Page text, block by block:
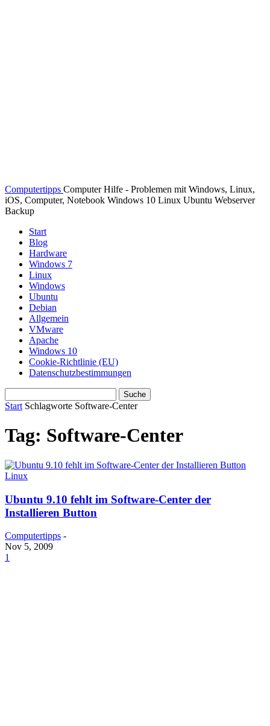
Computertipps Computer Hilfe - Problemen mit Windows, Linux,
iOS, Computer, Notebook Windows 10 Linux Ubuntu Webserver
Backup
Start
Blog
Hardware
Windows 7
Linux
Windows
Ubuntu
Debian
Allgemein
VMware
Apache
Windows 10
Cookie-Richtlinie (EU)
Datenschutzbestimmungen
Start Schlagworte Software-Center
Tag: Software-Center
Linux
Ubuntu 9.10 fehlt im Software-Center der
Installieren Button
Computertipps -
Nov 5, 2009
1